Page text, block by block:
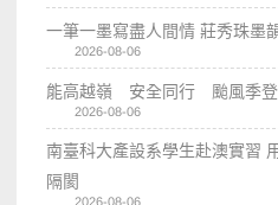
一筆一墨寫盡人間情 莊秀珠墨
2026-08-06
能高越嶺 安全同行 颱風季登
2026-08-06
南臺科大產設系學生赴澳實習
隔閡
2026-08-06